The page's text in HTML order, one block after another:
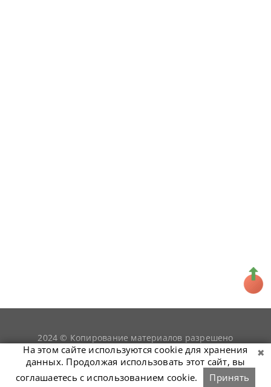
2024 © Копирование материалов разрешено
только при условии гиперссылки наsnookerist.ru
На этом сайте используются cookie для хранения
данных. Продолжая использовать этот сайт, вы
соглашаетесь с использованием cookie.
Принять